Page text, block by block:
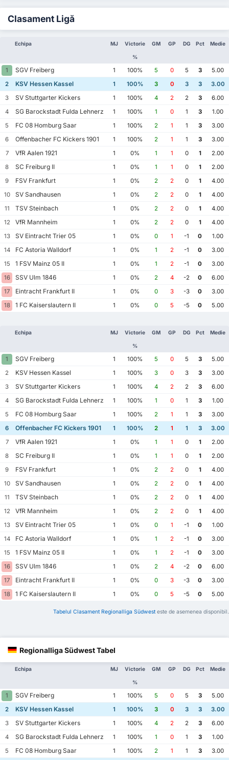
Clasament Ligă
Echipa MJ Victorie
%
GM GP DG Pct Medie
1 SGV Freiberg 1 100% 5 0 5 3
5.00
2
KSV Hessen Kassel 1 100% 3 0 3 3
3.00
3
SV Stuttgarter Kickers 1 100% 4 2 2 3
6.00
4
SG Barockstadt Fulda Lehnerz 1 100% 1 0 1 3
1.00
5
FC 08 Homburg Saar 1 100% 2 1 1 3
3.00
6
Offenbacher FC Kickers 1901 1 100% 2 1 1 3
3.00
7
VfR Aalen 1921 1 0% 1 1 0 1
2.00
8
SC Freiburg II 1 0% 1 1 0 1
2.00
9
FSV Frankfurt 1 0% 2 2 0 1
4.00
10
SV Sandhausen 1 0% 2 2 0 1
4.00
11
TSV Steinbach 1 0% 2 2 0 1
4.00
12
VfR Mannheim 1 0% 2 2 0 1
4.00
13
SV Eintracht Trier 05 1 0% 0 1 -1 0
1.00
14
FC Astoria Walldorf 1 0% 1 2 -1 0
3.00
15
1 FSV Mainz 05 II 1 0% 1 2 -1 0
3.00
16
SSV Ulm 1846 1 0% 2 4 -2 0
6.00
17
Eintracht Frankfurt II 1 0% 0 3 -3 0
3.00
18
1 FC Kaiserslautern II 1 0% 0 5 -5 0 5.00
Echipa MJ Victorie
%
GM GP DG Pct Medie
1 SGV Freiberg 1 100% 5 0 5 3
5.00
2
KSV Hessen Kassel 1 100% 3 0 3 3
3.00
3
SV Stuttgarter Kickers 1 100% 4 2 2 3
6.00
4
SG Barockstadt Fulda Lehnerz 1 100% 1 0 1 3
1.00
5
FC 08 Homburg Saar 1 100% 2 1 1 3
3.00
6
Offenbacher FC Kickers 1901 1 100% 2 1 1 3
3.00
7
VfR Aalen 1921 1 0% 1 1 0 1
2.00
8
SC Freiburg II 1 0% 1 1 0 1
2.00
9
FSV Frankfurt 1 0% 2 2 0 1
4.00
10
SV Sandhausen 1 0% 2 2 0 1
4.00
11
TSV Steinbach 1 0% 2 2 0 1
4.00
12
VfR Mannheim 1 0% 2 2 0 1
4.00
13
SV Eintracht Trier 05 1 0% 0 1 -1 0
1.00
14
FC Astoria Walldorf 1 0% 1 2 -1 0
3.00
15
1 FSV Mainz 05 II 1 0% 1 2 -1 0
3.00
16
SSV Ulm 1846 1 0% 2 4 -2 0
6.00
17
Eintracht Frankfurt II 1 0% 0 3 -3 0
3.00
18
1 FC Kaiserslautern II 1 0% 0 5 -5 0 5.00
Tabelul Clasament Regionalliga Südwest este de asemenea disponibil.
Regionalliga Südwest Tabel
Echipa MJ Victorie
%
GM GP DG Pct Medie
1 SGV Freiberg 1 100% 5 0 5 3
5.00
2
KSV Hessen Kassel 1 100% 3 0 3 3
3.00
3
SV Stuttgarter Kickers 1 100% 4 2 2 3
6.00
4
SG Barockstadt Fulda Lehnerz 1 100% 1 0 1 3
1.00
5
FC 08 Homburg Saar 1 100% 2 1 1 3
3.00